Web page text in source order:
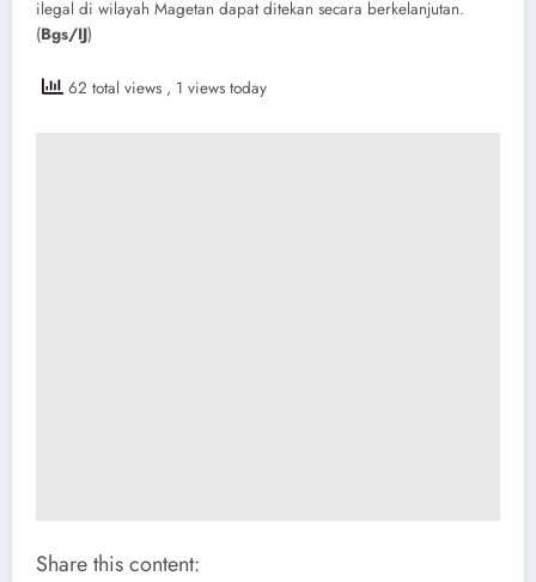
ilegal di wilayah Magetan dapat ditekan secara berkelanjutan.
(Bgs/IJ)
62 total views , 1 views today
Share this content: